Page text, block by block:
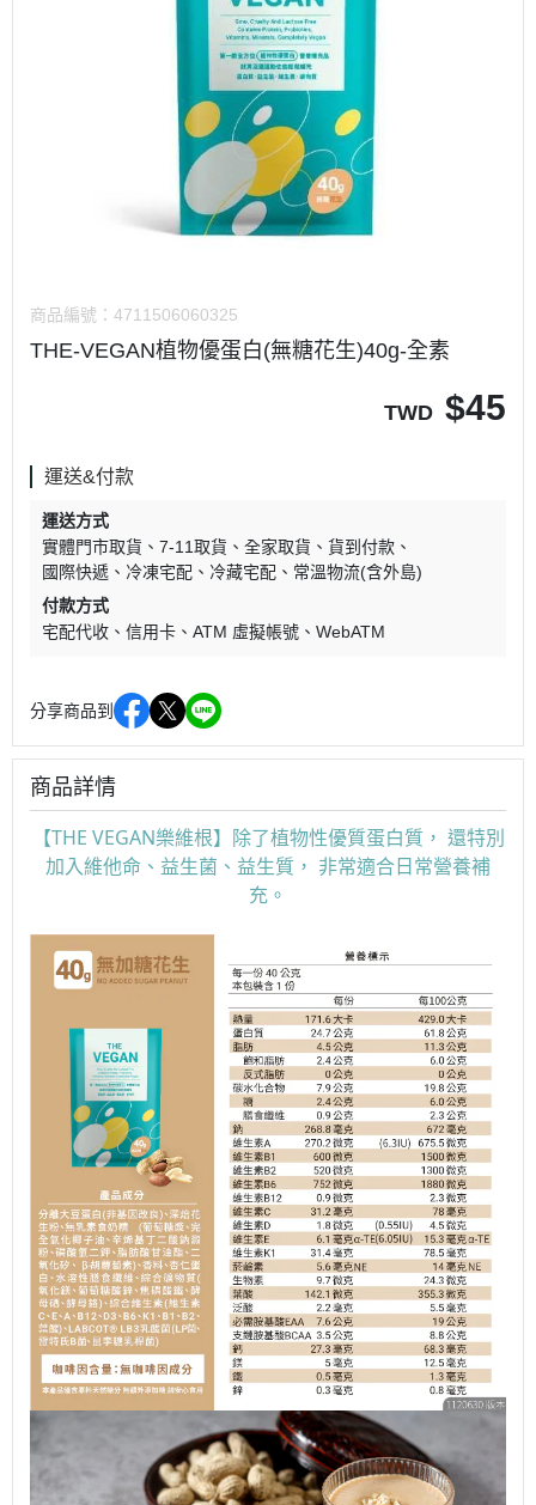
商品編號： 4711506060325
THE-VEGAN植物優蛋白(無糖花生)40g-全素
TWD $45
運送&付款
運送方式
實體門市取貨
7-11取貨 全家取貨
貨到付款
國際快遞
冷凍宅配 冷藏宅配
常溫物流(含外島)
付款方式
宅配代收
信用卡 ATM 虛擬帳號 WebATM
分享商品到
商品詳情
【THE VEGAN樂維根】除了植物性優質蛋白質， 還特別
加入維他命、益生菌、益生質， 非常適合日常營養補
充。